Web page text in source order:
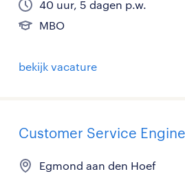
40 uur, 5 dagen p.w.
MBO
bekijk vacature
Customer Service
Egmond aan den Hoef